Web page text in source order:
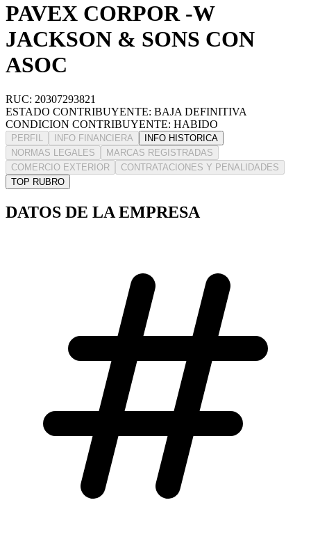
PAVEX CORPOR -W
JACKSON & SONS CON
ASOC
RUC: 20307293821
ESTADO CONTRIBUYENTE: BAJA DEFINITIVA
CONDICION CONTRIBUYENTE: HABIDO
PERFIL INFO FINANCIERA
INFO HISTORICA
NORMAS LEGALES
MARCAS REGISTRADAS
COMERCIO EXTERIOR
CONTRATACIONES Y PENALIDADES
TOP RUBRO
DATOS DE LA EMPRESA